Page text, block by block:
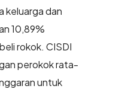
keluarga dan
10,89%
rokok. CISDI
perokok rata-
untuk